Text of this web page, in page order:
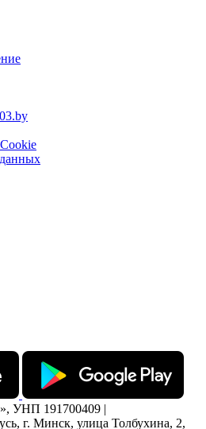
УНП 191700409 |
г. Минск, улица Толбухина, 2,